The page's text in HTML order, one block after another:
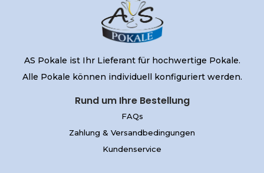
AS Pokale ist Ihr Lieferant für hochwertige Pokale.
Alle Pokale können individuell konfiguriert werden.
Rund um Ihre Bestellung
FAQs
Zahlung & Versandbedingungen
Kundenservice